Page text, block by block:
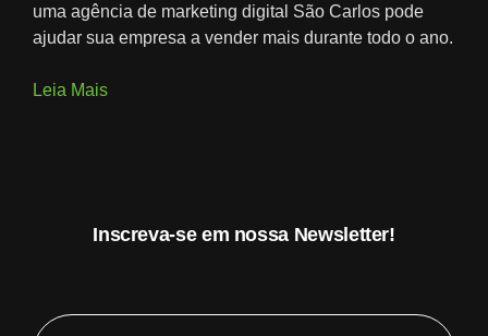
uma agência de marketing digital São Carlos pode
ajudar sua empresa a vender mais durante todo o ano.
Leia Mais
Inscreva-se em nossa Newsletter!